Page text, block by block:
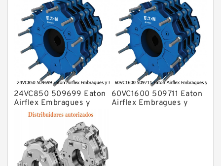
24VC850 509699 Eaton
Airflex Embragues y
Frenos
60VC1600 509711 Eaton
Airflex Embragues y